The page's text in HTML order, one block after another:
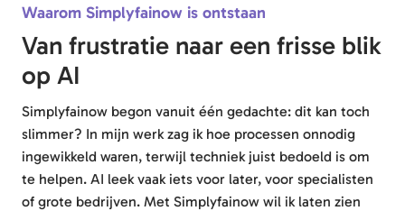
Waarom Simplyfainow is ontstaan
Van frustratie naar een frisse blik
op AI
Simplyfainow begon vanuit één gedachte: dit kan toch
slimmer? In mijn werk zag ik hoe processen onnodig
ingewikkeld waren, terwijl techniek juist bedoeld is om
te helpen. AI leek vaak iets voor later, voor specialisten
of grote bedrijven. Met Simplyfainow wil ik laten zien